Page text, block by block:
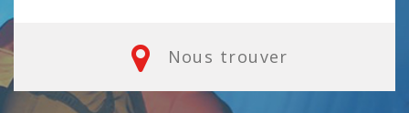
Nous trouver